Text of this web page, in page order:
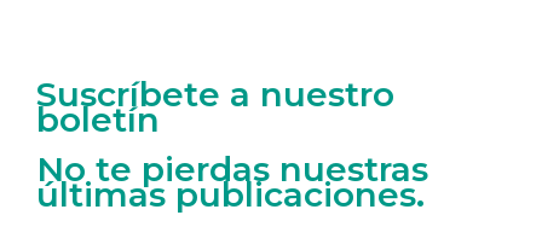
Suscríbete a nuestro
boletín
No te pierdas nuestras
últimas publicaciones.